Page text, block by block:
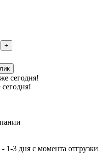
+
1-3 дня с момента отгрузки